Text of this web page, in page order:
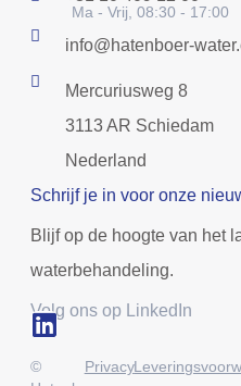
Ma - Vrij, 08:30 - 17:00
info@hatenboer-
Mercuriusweg 8
3113 AR Schiedam
Nederland
Schrijf je in voor onze
Blijf op de hoogte van het
waterbehandeling.
Volg ons op LinkedIn
©
Privacy